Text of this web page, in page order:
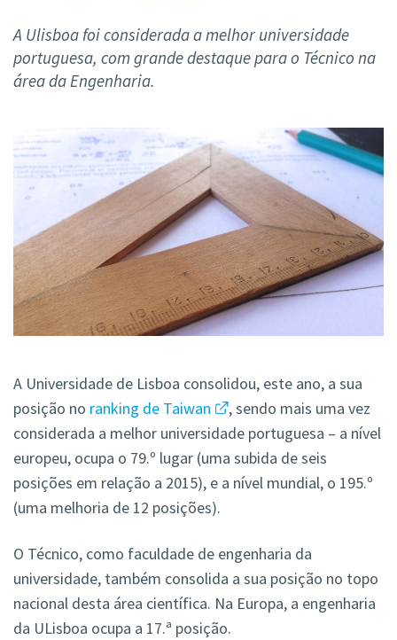
A Ulisboa foi considerada a melhor universidade
portuguesa, com grande destaque para o Técnico na
área da Engenharia.
A Universidade de Lisboa consolidou, este ano, a sua
posição no ranking de Taiwan
, sendo mais uma vez
considerada a melhor universidade portuguesa – a nível
europeu, ocupa o 79.º lugar (uma subida de seis
posições em relação a 2015), e a nível mundial, o 195.º
(uma melhoria de 12 posições).
O Técnico, como faculdade de engenharia da
universidade, também consolida a sua posição no topo
nacional desta área científica. Na Europa, a engenharia
da ULisboa ocupa a 17.ª posição.